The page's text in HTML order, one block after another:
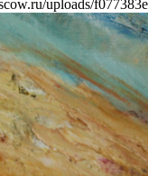
uploads/